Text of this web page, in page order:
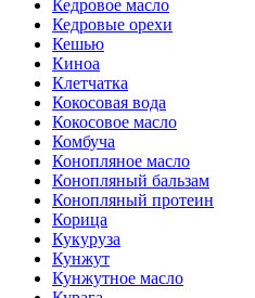
Кедровое масло
Кедровые орехи
Кешью
Киноа
Клетчатка
Кокосовая вода
Кокосовое масло
Комбуча
Конопляное масло
Конопляный бальзам
Конопляный протеин
Корица
Кукуруза
Кунжут
Кунжутное масло